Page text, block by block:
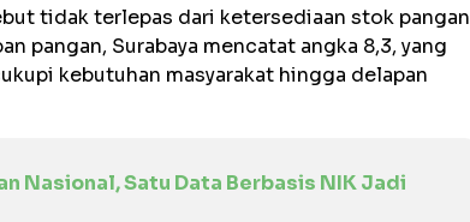
tidak terlepas dari ketersediaan stok pangan
pangan, Surabaya mencatat angka 8,3, yang
kebutuhan masyarakat hingga delapan
Nasional, Satu Data Berbasis NIK Jadi